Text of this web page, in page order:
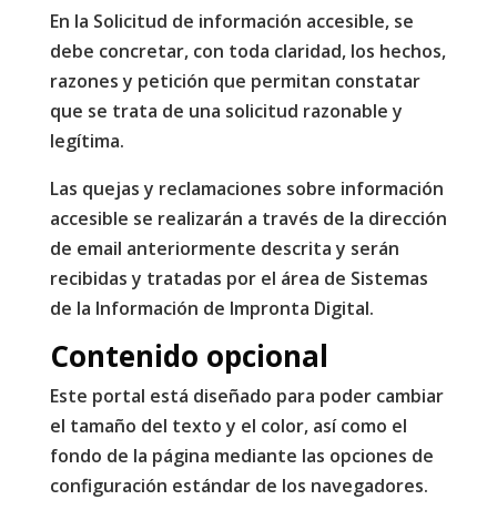
En la Solicitud de información accesible, se
debe concretar, con toda claridad, los hechos,
razones y petición que permitan constatar
que se trata de una solicitud razonable y
legítima.
Las quejas y reclamaciones sobre información
accesible se realizarán a través de la dirección
de email anteriormente descrita y serán
recibidas y tratadas por el área de Sistemas
de la Información de Impronta Digital.
Contenido opcional
Este portal está diseñado para poder cambiar
el tamaño del texto y el color, así como el
fondo de la página mediante las opciones de
configuración estándar de los navegadores.